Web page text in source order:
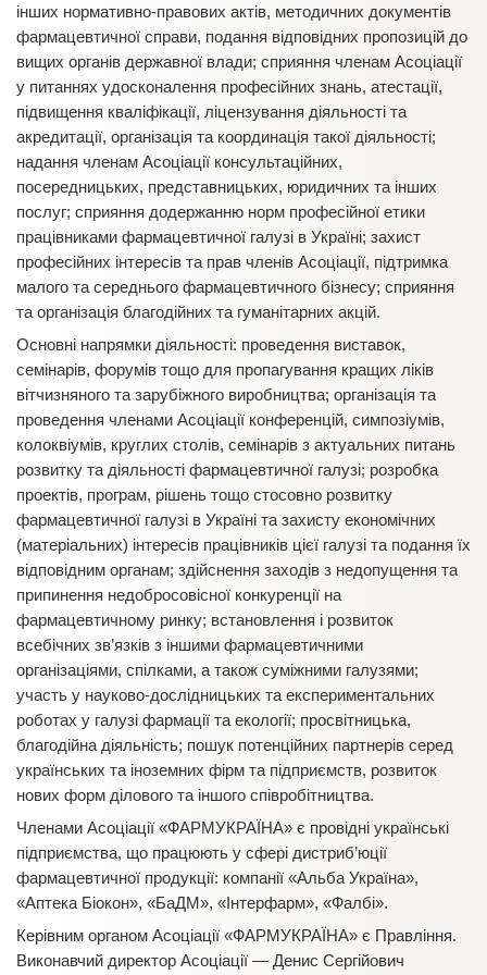
інших нормативно-правових актів, методичних документів
фармацевтичної справи, подання відповідних пропозицій до
вищих органів державної влади; сприяння членам Асоціації
у питаннях удосконалення професійних знань, атестації,
підвищення кваліфікації, ліцензування діяльності та
акредитації, організація та координація такої діяльності;
надання членам Асоціації консультаційних,
посередницьких, представницьких, юридичних та інших
послуг; сприяння додержанню норм професійної етики
працівниками фармацевтичної галузі в Україні; захист
професійних інтересів та прав членів Асоціації, підтримка
малого та середнього фармацевтичного бізнесу; сприяння
та організація благодійних та гуманітарних акцій.
Основні напрямки діяльності: проведення виставок,
семінарів, форумів тощо для пропагування кращих ліків
вітчизняного та зарубіжного виробництва; організація та
проведення членами Асоціації конференцій, симпозіумів,
колоквіумі­в, круглих столів, семінарів з актуальних питань
розвитку та діяльності фармацевтичної галузі; розробка
проектів, програм, рішень тощо стосовно розвитку
фармацевтичної галузі в Україні та захисту економічних
(матеріальних) інтересів працівників цієї галузі та подання їх
відповідним органам; здійснення заходів з недопущення та
припинення недобросовісної конкуренції на
фармацевтичному ринку; встановлення і розвиток
всебічних зв’язків з іншими фармацевтичними
організаціями, спілками, а також суміжними галузями;
участь у науково-дослідницьких та експериментальних
роботах у галузі фармації та екології; просвітницька,
благодійна діяльність; пошук потенційних партнерів серед
українських та іноземних фірм та підприємств, розвиток
нових форм ділового та іншого співробітництва.
Членами Асоціації «ФАРМУКРАЇНА» є провідні українські
підприємства, що працюють у сфері дистриб’юції
фармацевтичної продукції: компанії «Альба Україна»,
«Аптека Біокон», «БаДМ», «Інтерфарм», «Фалбі».
Керівним органом Асоціації «ФАРМУКРАЇНА» є Правління.
Виконавчий директор Асоціації — Денис Сергійович